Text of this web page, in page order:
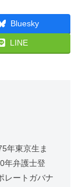
Bluesky
LINE
年東京生ま
年弁護士登
レートガバナ